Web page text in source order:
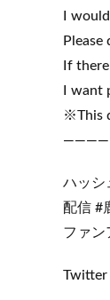
I
If
I
※This
ハッシ
配信 #
ファン
Twitter